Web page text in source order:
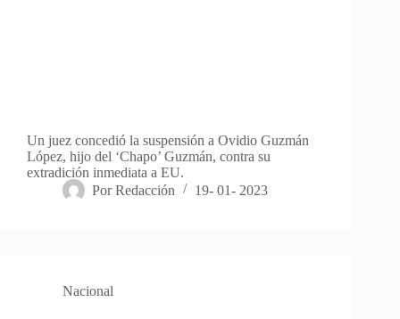
Un juez concedió la suspensión a Ovidio Guzmán
López, hijo del ‘Chapo’ Guzmán, contra su
extradición inmediata a EU.
Por Redacción 19- 01- 2023
Nacional